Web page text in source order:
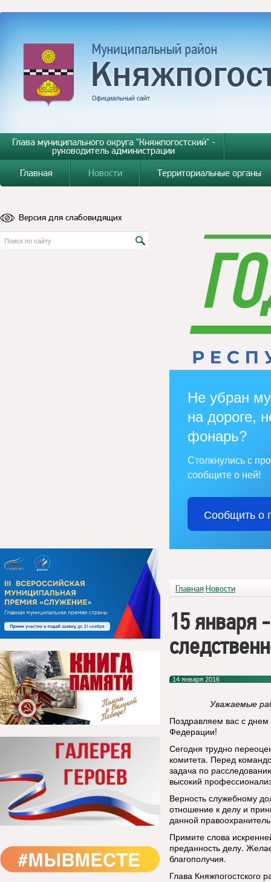
Глава муниципального округа "Княжпогостский" -
руководитель администрации
Главная
Новости Территориальные органы
Версия для слабовидящих
Не убран
на дороге,
фонарь?
Столкнулись с
сообщите о ней!
Сообщить о
Главная Новости
15 января
14 января 2016
Уважаемые
Поздравляем вас с днем
Федерации!
Сегодня трудно
комитета. Перед
задача по
высокий
Верность служебному
отношение к делу и
данной
Примите слова
преданность делу.
благополучия.
Глава Княжпогостского